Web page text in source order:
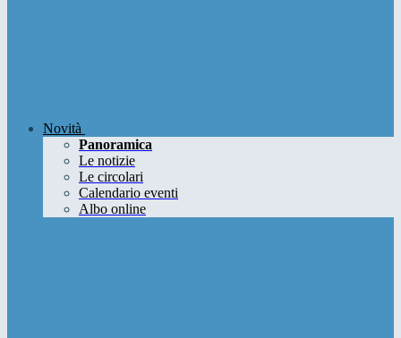
Novità
Panoramica
Le notizie
Le circolari
Calendario eventi
Albo online